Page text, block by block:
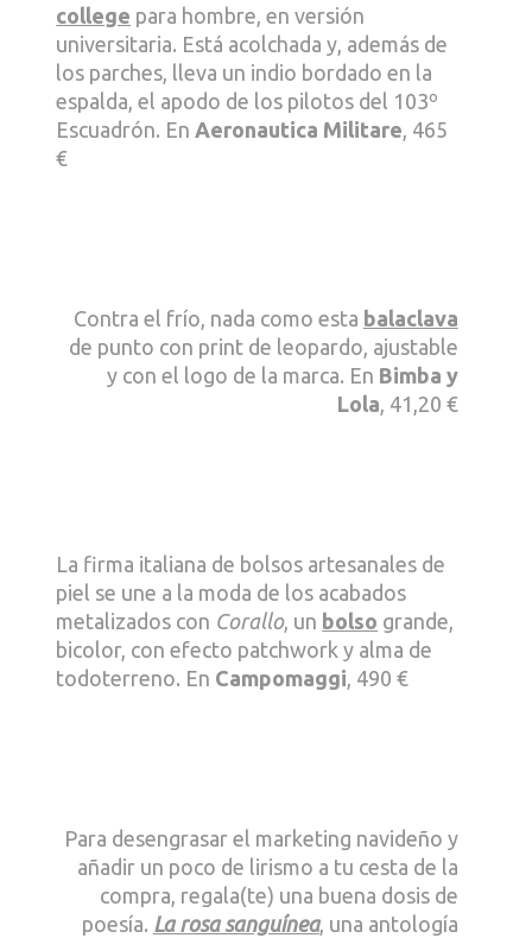
college para hombre, en versión
universitaria. Está acolchada y, además de
los parches, lleva un indio bordado en la
espalda, el apodo de los pilotos del 103º
Escuadrón. En Aeronautica Militare , 465
€
Contra el frío, nada como esta balaclava
de punto con print de leopardo, ajustable
y con el logo de la marca. En Bimba y
Lola , 41,20 €
La firma italiana de bolsos artesanales de
piel se une a la moda de los acabados
metalizados con Corallo, un bolso grande,
bicolor, con efecto patchwork y alma de
todoterreno. En Campomaggi , 490 €
Para desengrasar el marketing navideño y
añadir un poco de lirismo a tu cesta de la
compra, regala(te) una buena dosis de
poesía. La rosa sanguínea, una antología